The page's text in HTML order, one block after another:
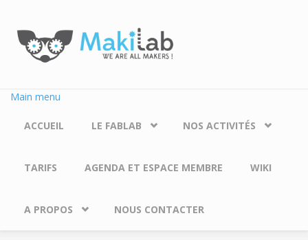
Main menu
ACCUEIL LE FABLAB NOS ACTIVITÉS
TARIFS AGENDA ET ESPACE MEMBRE WIKI
A PROPOS NOUS CONTACTER